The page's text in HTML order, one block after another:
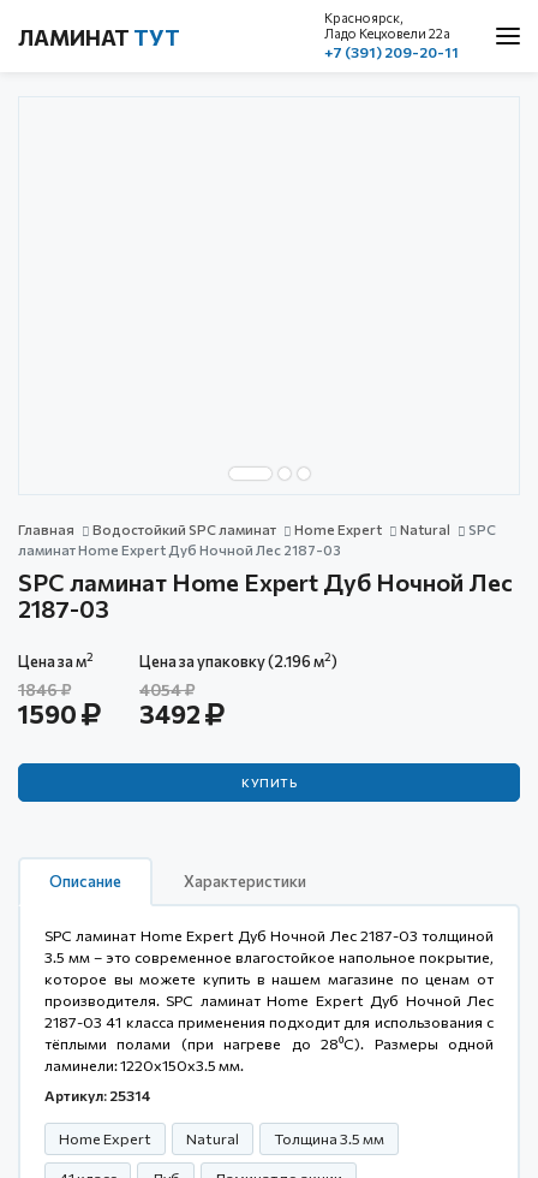
ЛАМИНАТ ТУТ
Красноярск,
Ладо Кецховели 22a
+7 (391) 209-20-11
Главная
Водостойкий SPC ламинат Home Expert Natural
SPC
ламинат Home Expert Дуб Ночной Лес 2187-03
SPC ламинат Home Expert Дуб Ночной Лес
2187-03
Цена за м2
1846
1590
Цена за упаковку (2.196 м2)
4054
3492
КУПИТЬ
Описание Характеристики
SPC ламинат Home Expert Дуб Ночной Лес 2187-03 толщиной
3.5 мм – это современное влагостойкое напольное покрытие,
которое вы можете купить в нашем магазине по ценам от
производителя. SPC ламинат Home Expert Дуб Ночной Лес
2187-03 41 класса применения подходит для использования с
тёплыми полами (при нагреве до 28⁰С). Размеры одной
ламинели: 1220x150x3.5 мм.
Артикул: 25314
Home Expert Natural Толщина 3.5 мм